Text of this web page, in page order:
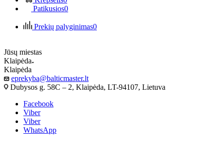
Patikusios0
Prekių palyginimas0
Jūsų miestas
Klaipėda
Klaipėda
eprekyba@balticmaster.lt
Dubysos g. 58C – 2, Klaipėda, LT-94107, Lietuva
Facebook
Viber
Viber
WhatsApp